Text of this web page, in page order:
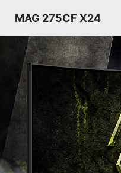
MAG 275CF X24